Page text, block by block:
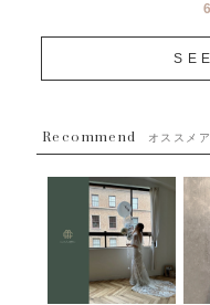
~３０００円
~５５００円
１１０００円以上
NEW YORK MIND -
ハワイウェディングサ
企業・法人様
ウェディングコンフェ
実店舗について -大阪
センター店・沖縄 嘉手
Recommend オススメ